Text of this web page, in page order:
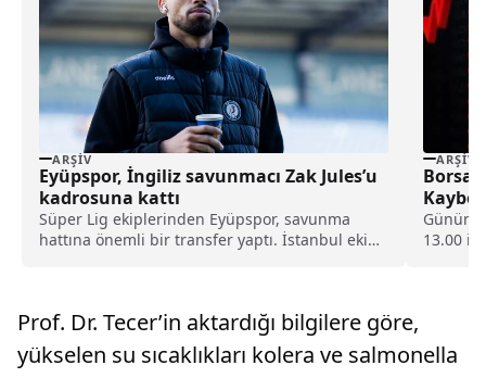
ARŞIV
Eyüpspor, İngiliz savunmacı Zak Jules’u
kadrosuna kattı
Süper Lig ekiplerinden Eyüpspor, savunma
hattına önemli bir transfer yaptı. İstanbul ekibi,
ARŞIV
Borsa
Günün
13.00
Prof. Dr. Tecer’in aktardığı bilgilere göre,
yükselen su sıcaklıkları kolera ve salmonella